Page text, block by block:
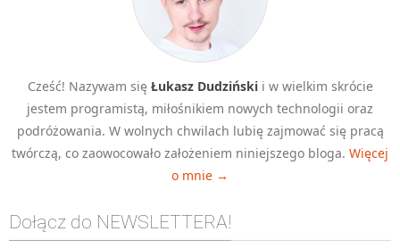
C++
Elementarz Java
Pascal
HTML 5
CSS 3
Django
Cześć! Nazywam się Łukasz Dudzińskii w wielkim skrócie
jestem programistą, miłośnikiem nowych technologii oraz
podróżowania. W wolnych chwilach lubię zajmować się pracą
twórczą, co zaowocowało założeniem niniejszego bloga. Więcej
o mnie →
Dołącz do NEWSLETTERA!